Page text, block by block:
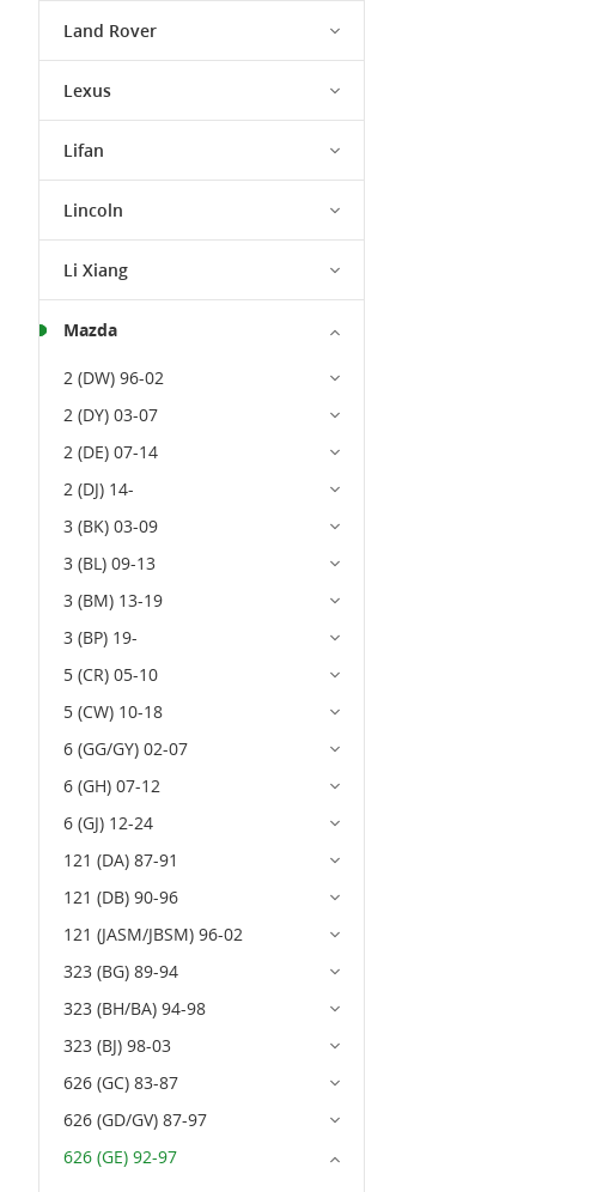
Land Rover
Lexus
Lifan
Lincoln
Li Xiang
Mazda
2 (DW) 96-02
2 (DY) 03-07
2 (DE) 07-14
2 (DJ) 14-
3 (BK) 03-09
3 (BL) 09-13
3 (BM) 13-19
3 (BP) 19-
5 (CR) 05-10
5 (CW) 10-18
6 (GG/GY) 02-07
6 (GH) 07-12
6 (GJ) 12-24
121 (DA) 87-91
121 (DB) 90-96
121 (JASM/JBSM) 96-02
323 (BG) 89-94
323 (BH/BA) 94-98
323 (BJ) 98-03
626 (GC) 83-87
626 (GD/GV) 87-97
626 (GE) 92-97